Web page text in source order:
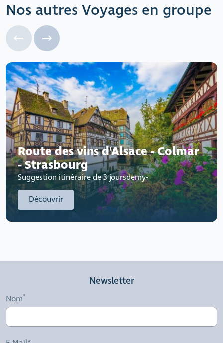
Nos autres Voyages en groupe
Route des vins d'Alsace - Colmar
- Strasbourg
Suggestion itinéraire de 3 joursdemy-
Découvrir
Newsletter
Nom